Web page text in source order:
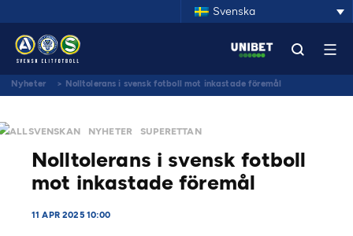
Svenska
Nyheter > Nolltolerans i svensk fotboll mot inkastade föremål
ALLSVENSKAN NYHETER SUPERETTAN
Nolltolerans i svensk fotboll
mot inkastade föremål
11 APR 2025 10:00